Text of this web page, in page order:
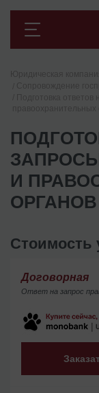
И
ОРГАНОВ
Стоимость
Договорная
Ответ на запрос